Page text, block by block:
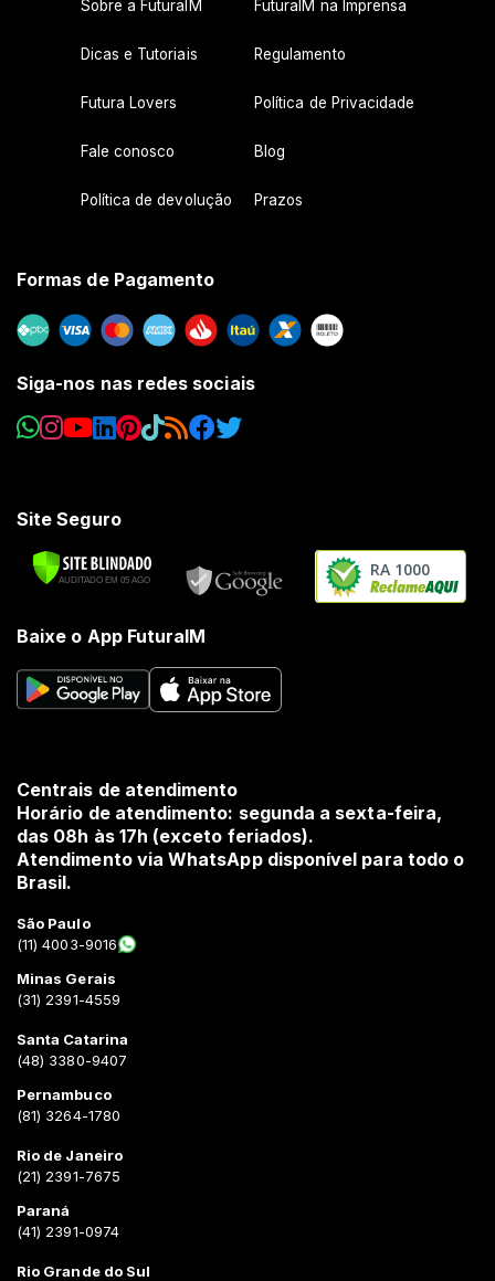
Sobre a FuturaIM FuturaIM na Imprensa
Dicas e Tutoriais Regulamento
Futura Lovers Política de Privacidade
Fale conosco Blog
Política de devolução Prazos
Formas de Pagamento
Siga-nos nas redes sociais
Site Seguro
RA 1000
Baixe o App FuturaIM
Centrais de atendimento
Horário de atendimento: segunda a sexta-feira,
das 08h às 17h (exceto feriados).
Atendimento via WhatsApp disponível para todo o
Brasil.
São Paulo
(11) 4003-9016
Minas Gerais
(31) 2391-4559
Santa Catarina
(48) 3380-9407
Pernambuco
(81) 3264-1780
Rio de Janeiro
(21) 2391-7675
Paraná
(41) 2391-0974
Rio Grande do Sul